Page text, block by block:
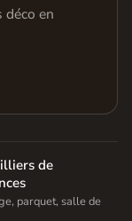
déco en
de
parquet, salle de